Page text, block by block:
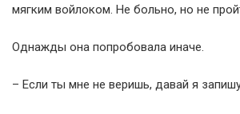
мягким войлоком. Не больно, но не
Однажды она попробовала иначе.
– Если ты мне не веришь, давай я